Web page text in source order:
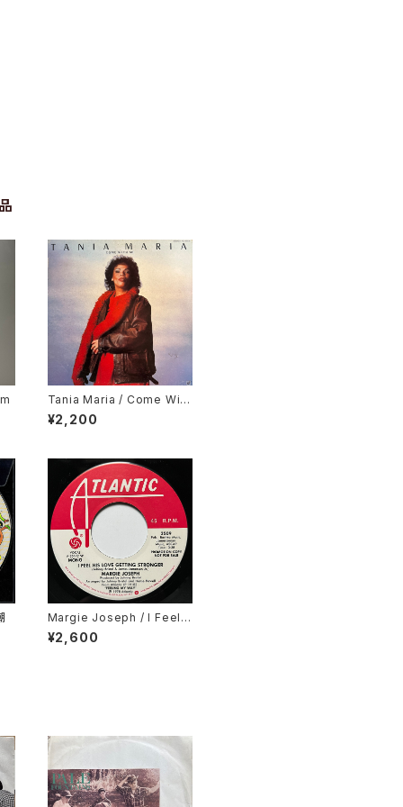
Tania Maria / Come With
Me
¥2,200
Margie Joseph / I Feel
His Love Getting Strong
er
¥2,600